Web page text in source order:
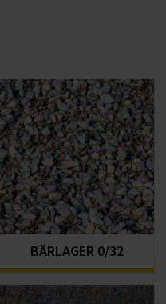
BÄRLAGER 0/32